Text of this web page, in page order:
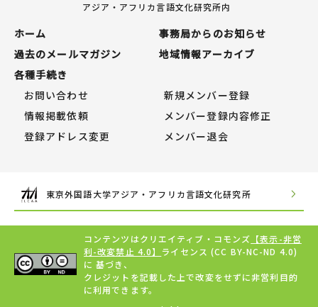
アジア・アフリカ言語文化研究所内
ホーム
事務局からのお知らせ
過去のメールマガジン
地域情報アーカイブ
各種手続き
お問い合わせ
新規メンバー登録
情報掲載依頼
メンバー登録内容修正
登録アドレス変更
メンバー退会
東京外国語大学アジア・アフリカ言語文化研究所
コンテンツはクリエイティブ・コモンズ 【表示-非営
利-改変禁止 4.0】 ライセンス (CC BY-NC-ND 4.0)
に 基づき、
クレジットを記載した上で改変をせずに非営利目的
に利用できます。